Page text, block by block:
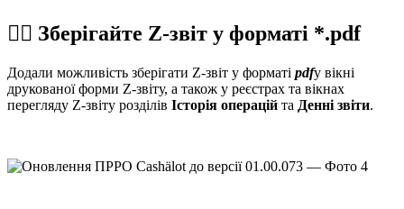
☝🏻 Зберігайте Z-звіт у форматі *.pdf
Додали можливість зберігати Z-звіт у форматі pdfу вікні
друкованої форми Z-звіту, а також у реєстрах та вікнах
перегляду Z-звіту розділів Історія операцій та Денні звіти.